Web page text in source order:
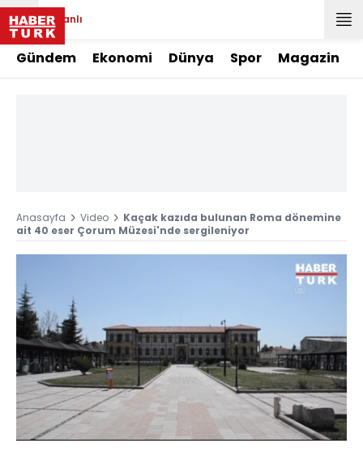
Canlı
Gündem Ekonomi Dünya Spor Magazin
Anasayfa Video
Kaçak kazıda bulunan Roma dönemine
ait 40 eser Çorum Müzesi'nde sergileniyor
Sesi
Aç
Yüklendi :
18.36%
Oynatma
Hızı